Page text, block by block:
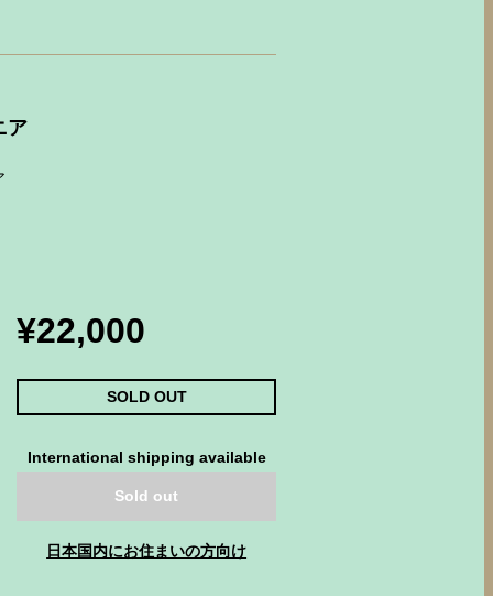
ア
¥22,000
SOLD OUT
International shipping available
Sold out
日本国内にお住まいの方向け